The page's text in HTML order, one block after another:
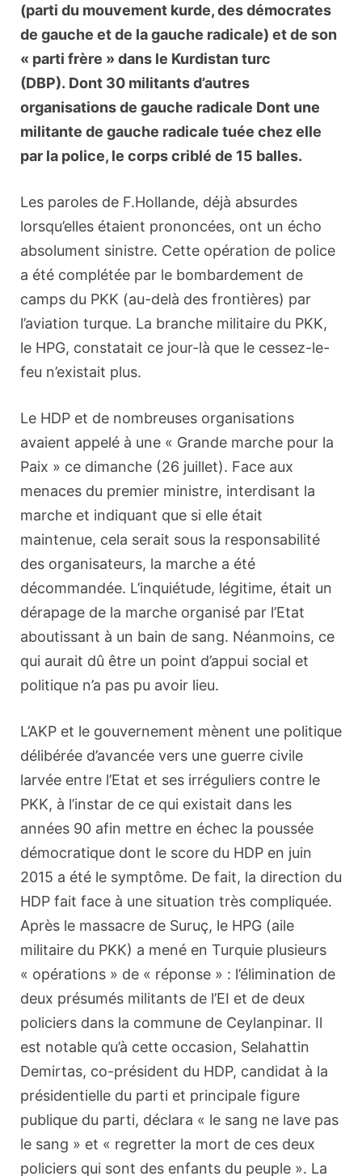
(parti du mouvement kurde, des démocrates
de gauche et de la gauche radicale) et de son
« parti frère » dans le Kurdistan turc
(DBP). Dont 30 militants d’autres
organisations de gauche radicale Dont une
militante de gauche radicale tuée chez elle
par la police, le corps criblé de 15 balles.
Les paroles de F.Hollande, déjà absurdes
lorsqu’elles étaient prononcées, ont un écho
absolument sinistre. Cette opération de police
a été complétée par le bombardement de
camps du PKK (au-delà des frontières) par
l’aviation turque. La branche militaire du PKK,
le HPG, constatait ce jour-là que le cessez-le-
feu n’existait plus.
Le HDP et de nombreuses organisations
avaient appelé à une « Grande marche pour la
Paix » ce dimanche (26 juillet). Face aux
menaces du premier ministre, interdisant la
marche et indiquant que si elle était
maintenue, cela serait sous la responsabilité
des organisateurs, la marche a été
décommandée. L’inquiétude, légitime, était un
dérapage de la marche organisé par l’Etat
aboutissant à un bain de sang. Néanmoins, ce
qui aurait dû être un point d’appui social et
politique n’a pas pu avoir lieu.
L’AKP et le gouvernement mènent une politique
délibérée d’avancée vers une guerre civile
larvée entre l’Etat et ses irréguliers contre le
PKK, à l’instar de ce qui existait dans les
années 90 afin mettre en échec la poussée
démocratique dont le score du HDP en juin
2015 a été le symptôme. De fait, la direction du
HDP fait face à une situation très compliquée.
Après le massacre de Suruç, le HPG (aile
militaire du PKK) a mené en Turquie plusieurs
« opérations » de « réponse » : l’élimination de
deux présumés militants de l’EI et de deux
policiers dans la commune de Ceylanpinar. Il
est notable qu’à cette occasion, Selahattin
Demirtas, co-président du HDP, candidat à la
présidentielle du parti et principale figure
publique du parti, déclara « le sang ne lave pas
le sang » et « regretter la mort de ces deux
policiers qui sont des enfants du peuple ». La